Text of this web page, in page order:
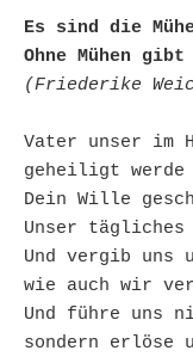
Es sind die
Ohne Mühen
(Friederike
Vater unser im
geheiligt werde
Dein Wille
Unser
Und vergib uns
wie auch wir
Und führe uns
sondern erlöse